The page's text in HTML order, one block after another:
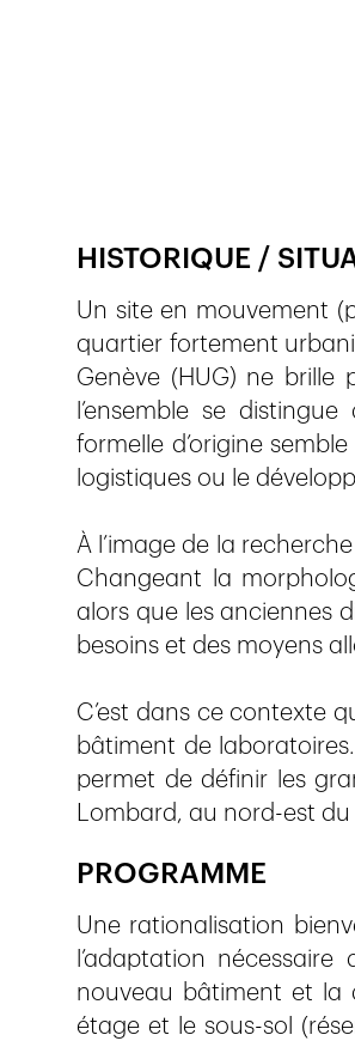
HISTORIQUE /
Un site en mouvement
quartier fortement
Genève (HUG) ne brille
l’ensemble se
formelle d’origine
logistiques ou le
À l’image de la
Changeant la
alors que les anciennes
besoins et des moyens
C’est dans ce contexte
bâtiment de
permet de définir les
Lombard, au nord-est du
PROGRAMME
Une rationalisation
l’adaptation
nouveau bâtiment et la
étage et le sous-sol